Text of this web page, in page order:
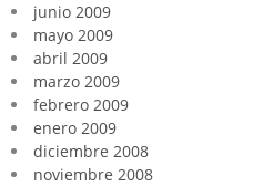
junio 2009
mayo 2009
abril 2009
marzo 2009
febrero 2009
enero 2009
diciembre 2008
noviembre 2008